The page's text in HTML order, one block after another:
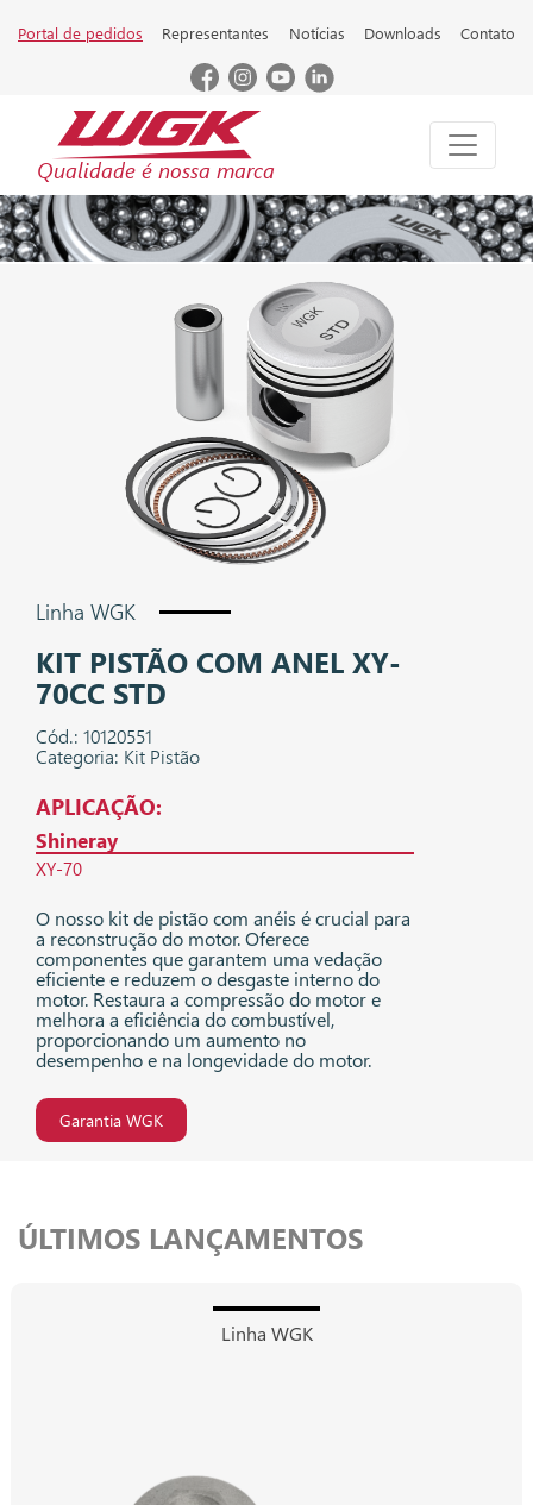
Portal de pedidos Representantes Notícias Downloads Contato
Qualidade é nossa marca
Linha WGK
KIT PISTÃO COM ANEL XY-
70CC STD
Cód.: 10120551
Categoria: Kit Pistão
APLICAÇÃO:
Shineray
XY-70
O nosso kit de pistão com anéis é crucial para
a reconstrução do motor. Oferece
componentes que garantem uma vedação
eficiente e reduzem o desgaste interno do
motor. Restaura a compressão do motor e
melhora a eficiência do combustível,
proporcionando um aumento no
desempenho e na longevidade do motor.
Garantia WGK
ÚLTIMOS LANÇAMENTOS
Linha WGK